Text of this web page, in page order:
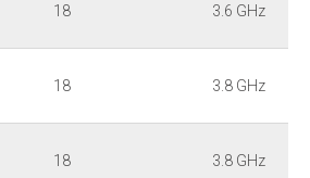
18 3.6 GHz
18 3.8 GHz
18 3.8 GHz